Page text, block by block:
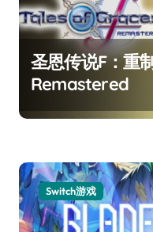
圣恩传说F：重
Remastered
Switch游戏